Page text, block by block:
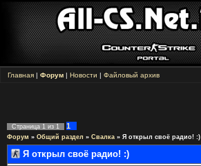
Главная | Форум | Новости | Файловый архив
Страница 1 из 1 1
Форум » Общий раздел » Свалка » Я открыл своё радио! :)
Я открыл своё радио! :)